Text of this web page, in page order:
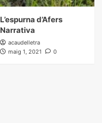
L’espurna d’Afers
Narrativa
acaudelletra
maig 1, 2021
0